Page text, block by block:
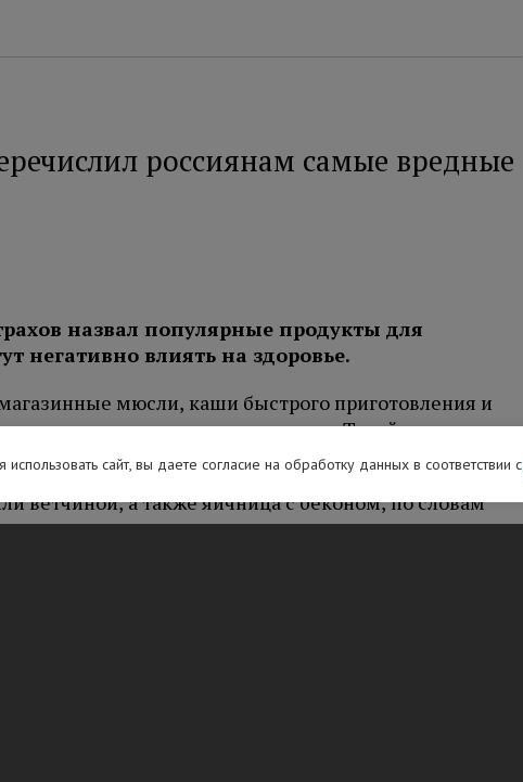
россиянам самые вредные
назвал популярные продукты для
негативно влиять на здоровье.
мюсли, каши быстрого приготовления и
мало клетчатки и много сахара. Такой завтрак врач
овощами или фруктами.
ветчиной, а также яичница с беконом, по словам
количество жиров и потенциально вредных
сайт, вы даете согласие на обработку данных в соответствии с